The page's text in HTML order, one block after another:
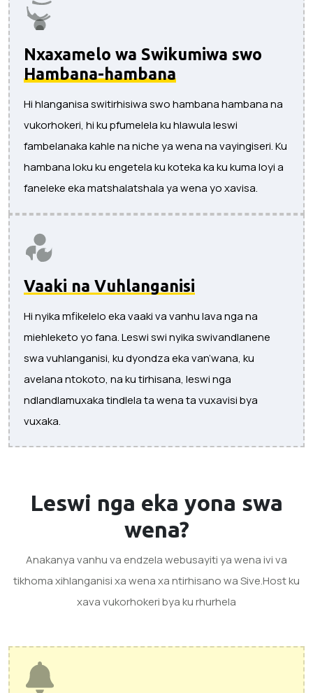
Nxaxamelo wa Swikumiwa swo
Hambana-hambana
Hi hlanganisa switirhisiwa swo hambana hambana na
vukorhokeri, hi ku pfumelela ku hlawula leswi
fambelanaka kahle na niche ya wena na vayingiseri. Ku
hambana loku ku engetela ku koteka ka ku kuma loyi a
faneleke eka matshalatshala ya wena yo xavisa.
Vaaki na Vuhlanganisi
Hi nyika mfikelelo eka vaaki va vanhu lava nga na
miehleketo yo fana. Leswi swi nyika swivandlanene
swa vuhlanganisi, ku dyondza eka van’wana, ku
avelana ntokoto, na ku tirhisana, leswi nga
ndlandlamuxaka tindlela ta wena ta vuxavisi bya
vuxaka.
Leswi nga eka yona swa
wena?
Anakanya vanhu va endzela webusayiti ya wena ivi va
tikhoma xihlanganisi xa wena xa ntirhisano wa Sive.Host ku
xava vukorhokeri bya ku rhurhela